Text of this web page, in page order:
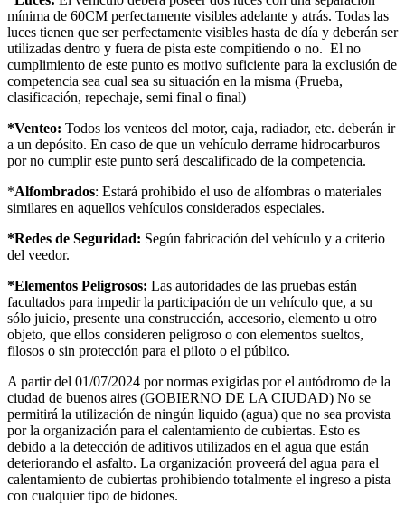
mínima de 60CM perfectamente visibles adelante y atrás. Todas las
luces tienen que ser perfectamente visibles hasta de día y deberán ser
utilizadas dentro y fuera de pista este compitiendo o no. El no
cumplimiento de este punto es motivo suficiente para la exclusión de
competencia sea cual sea su situación en la misma (Prueba,
clasificación, repechaje, semi final o final)
*Venteo: Todos los venteos del motor, caja, radiador, etc. deberán ir
a un depósito. En caso de que un vehículo derrame hidrocarburos
por no cumplir este punto será descalificado de la competencia.
*Alfombrados: Estará prohibido el uso de alfombras o materiales
similares en aquellos vehículos considerados especiales.
*Redes de Seguridad: Según fabricación del vehículo y a criterio
del veedor.
*Elementos Peligrosos: Las autoridades de las pruebas están
facultados para impedir la participación de un vehículo que, a su
sólo juicio, presente una construcción, accesorio, elemento u otro
objeto, que ellos consideren peligroso o con elementos sueltos,
filosos o sin protección para el piloto o el público.
A partir del 01/07/2024 por normas exigidas por el autódromo de la
ciudad de buenos aires (GOBIERNO DE LA CIUDAD) No se
permitirá la utilización de ningún liquido (agua) que no sea provista
por la organización para el calentamiento de cubiertas. Esto es
debido a la detección de aditivos utilizados en el agua que están
deteriorando el asfalto. La organización proveerá del agua para el
calentamiento de cubiertas prohibiendo totalmente el ingreso a pista
con cualquier tipo de bidones.